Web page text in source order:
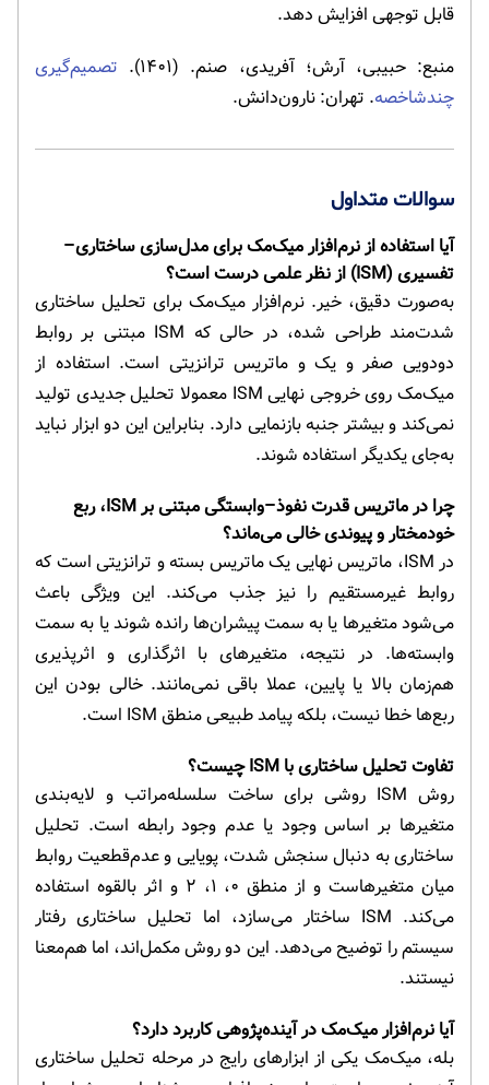
قابل توجهی افزایش دهد.
منبع: حبیبی، آرش؛ آفریدی، صنم. (۱۴۰۱).
تصمیم‌گیری
چندشاخصه. تهران: نارون‌دانش.
سوالات متداول
آیا استفاده از نرم‌افزار میک‌مک برای مدل‌سازی ساختاری–
تفسیری (ISM) از نظر علمی درست است؟
به‌صورت دقیق، خیر. نرم‌افزار میک‌مک برای تحلیل ساختاری
شدت‌مند طراحی شده، در حالی که ISM مبتنی بر روابط
دودویی صفر و یک و ماتریس ترانزیتی است. استفاده از
میک‌مک روی خروجی نهایی ISM معمولا تحلیل جدیدی تولید
نمی‌کند و بیشتر جنبه بازنمایی دارد. بنابراین این دو ابزار نباید
به‌جای یکدیگر استفاده شوند.
چرا در ماتریس قدرت نفوذ–وابستگی مبتنی بر ISM، ربع
خودمختار و پیوندی خالی می‌ماند؟
در ISM، ماتریس نهایی یک ماتریس بسته و ترانزیتی است که
روابط غیرمستقیم را نیز جذب می‌کند. این ویژگی باعث
می‌شود متغیرها یا به سمت پیشران‌ها رانده شوند یا به سمت
وابسته‌ها. در نتیجه، متغیرهای با اثرگذاری و اثرپذیری
هم‌زمان بالا یا پایین، عملا باقی نمی‌مانند. خالی بودن این
ربع‌ها خطا نیست، بلکه پیامد طبیعی منطق ISM است.
تفاوت تحلیل ساختاری با ISM چیست؟
روش ISM روشی برای ساخت سلسله‌مراتب و لایه‌بندی
متغیرها بر اساس وجود یا عدم وجود رابطه است. تحلیل
ساختاری به دنبال سنجش شدت، پویایی و عدم‌قطعیت روابط
میان متغیرهاست و از منطق ۰، ۱، ۲ و اثر بالقوه استفاده
می‌کند. ISM ساختار می‌سازد، اما تحلیل ساختاری رفتار
سیستم را توضیح می‌دهد. این دو روش مکمل‌اند، اما هم‌معنا
نیستند.
آیا نرم‌افزار میک‌مک در آینده‌پژوهی کاربرد دارد؟
بله، میک‌مک یکی از ابزارهای رایج در مرحله تحلیل ساختاری